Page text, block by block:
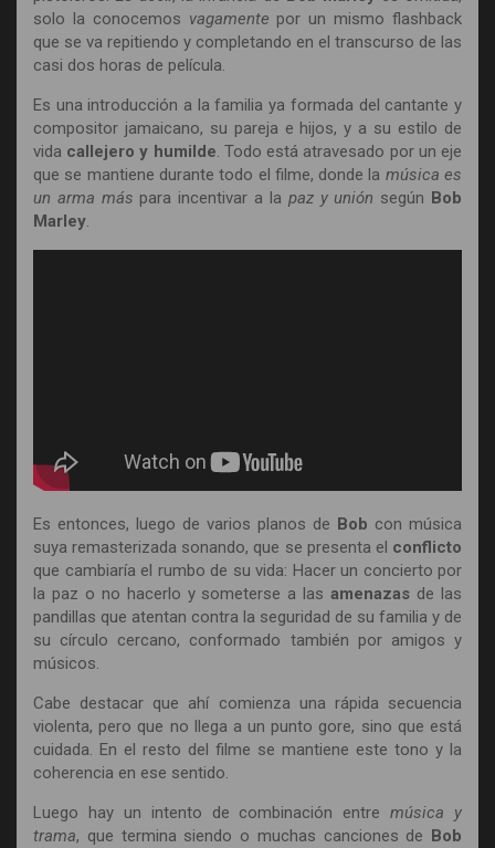
solo la conocemos vagamente por un mismo flashback
que se va repitiendo y completando en el transcurso de las
casi dos horas de película.
Es una introducción a la familia ya formada del cantante y
compositor jamaicano, su pareja e hijos, y a su estilo de
vida callejero y humilde. Todo está atravesado por un eje
que se mantiene durante todo el filme, donde la música es
un arma más para incentivar a la paz y unión según Bob
Marley.
Es entonces, luego de varios planos de Bob con música
suya remasterizada sonando, que se presenta el conflicto
que cambiaría el rumbo de su vida: Hacer un concierto por
la paz o no hacerlo y someterse a lasamenazas de las
pandillas que atentan contra la seguridad de su familia y de
su círculo cercano, conformado también por amigos y
músicos.
Cabe destacar que ahí comienza una rápida secuencia
violenta, pero que no llega a un punto gore, sino que está
cuidada. En el resto del filme se mantiene este tono y la
coherencia en ese sentido.
Luego hay un intento de combinación entremúsica y
trama, que termina siendo o muchas canciones de
Bob